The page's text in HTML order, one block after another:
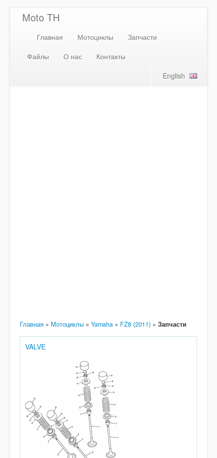
Moto TH
Главная Мотоциклы
Запчасти
Файлы
О нас
Контакты
English
Главная » Мотоциклы » Yamaha » FZ8 (2011) » Запчасти
VALVE